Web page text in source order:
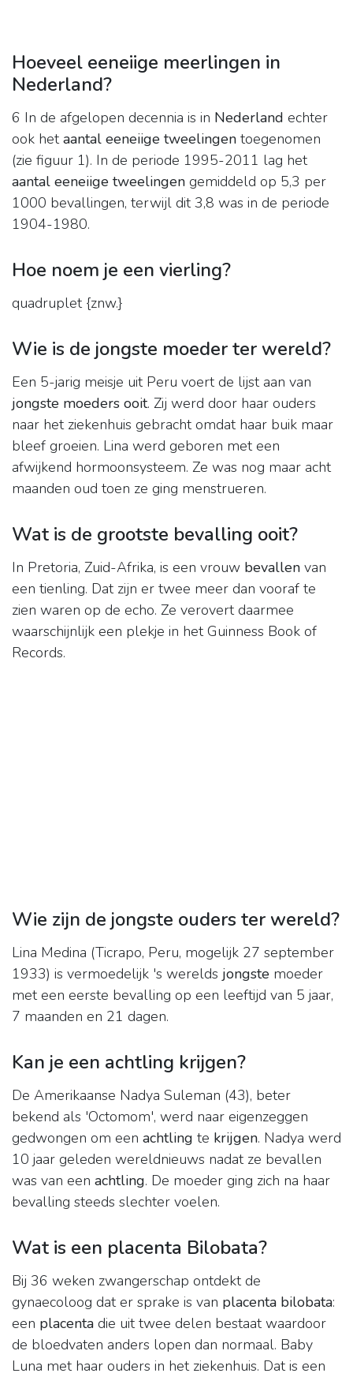
Hoeveel eeneiige meerlingen in
Nederland?
6 In de afgelopen decennia is in Nederland echter
ook hetaantal eeneiige tweelingen toegenomen
(zie figuur 1). In de periode 1995-2011 lag het
aantal eeneiige tweelingen gemiddeld op 5,3 per
1000 bevallingen, terwijl dit 3,8 was in de periode
1904-1980.
Hoe noem je een vierling?
quadruplet {znw.}
Wie is de jongste moeder ter wereld?
Een 5-jarig meisje uit Peru voert de lijst aan van
jongste moeders ooit. Zij werd door haar ouders
naar het ziekenhuis gebracht omdat haar buik maar
bleef groeien. Lina werd geboren met een
afwijkend hormoonsysteem. Ze was nog maar acht
maanden oud toen ze ging menstrueren.
Wat is de grootste bevalling ooit?
In Pretoria, Zuid-Afrika, is een vrouw bevallen van
een tienling. Dat zijn er twee meer dan vooraf te
zien waren op de echo. Ze verovert daarmee
waarschijnlijk een plekje in het Guinness Book of
Records.
Wie zijn de jongste ouders ter wereld?
Lina Medina (Ticrapo, Peru, mogelijk 27 september
1933) is vermoedelijk 's werelds jongste moeder
met een eerste bevalling op een leeftijd van 5 jaar,
7 maanden en 21 dagen.
Kan je een achtling krijgen?
De Amerikaanse Nadya Suleman (43), beter
bekend als 'Octomom', werd naar eigenzeggen
gedwongen om een achtling te krijgen. Nadya werd
10 jaar geleden wereldnieuws nadat ze bevallen
was van een achtling. De moeder ging zich na haar
bevalling steeds slechter voelen.
Wat is een placenta Bilobata?
Bij 36 weken zwangerschap ontdekt de
gynaecoloog dat er sprake is van placenta bilobata:
een placenta die uit twee delen bestaat waardoor
de bloedvaten anders lopen dan normaal. Baby
Luna met haar ouders in het ziekenhuis. Dat is een